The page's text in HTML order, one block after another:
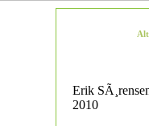
Erik
2010